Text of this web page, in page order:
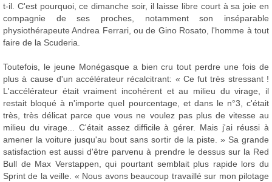
t-il. C'est pourquoi, ce dimanche soir, il laisse libre court à sa joie en
compagnie de ses proches, notamment son inséparable
physiothérapeute Andrea Ferrari, ou de Gino Rosato, l'homme à tout
faire de la Scuderia.
Toutefois, le jeune Monégasque a bien cru tout perdre une fois de
plus à cause d'un accélérateur récalcitrant: « Ce fut très stressant !
L'accélérateur était vraiment incohérent et au milieu du virage, il
restait bloqué à n'importe quel pourcentage, et dans le n°3, c'était
très, très délicat parce que vous ne voulez pas plus de vitesse au
milieu du virage... C'était assez difficile à gérer. Mais j'ai réussi à
amener la voiture jusqu'au bout sans sortir de la piste. » Sa grande
satisfaction est aussi d'être parvenu à prendre le dessus sur la Red
Bull de Max Verstappen, qui pourtant semblait plus rapide lors du
Sprint de la veille. « Nous avons beaucoup travaillé sur mon pilotage